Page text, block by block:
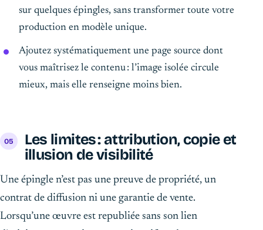
sur quelques épingles, sans transformer toute votre
production en modèle unique.
Ajoutez systématiquement une page source dont
vous maîtrisez le contenu : l’image isolée circule
mieux, mais elle renseigne moins bien.
Les limites : attribution, copie et
illusion de visibilité
Une épingle n’est pas une preuve de propriété, un
contrat de diffusion ni une garantie de vente.
Lorsqu’une œuvre est republiée sans son lien